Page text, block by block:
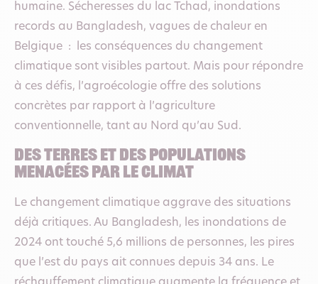
humaine. Sécheresses du lac Tchad, inondations
records au Bangladesh, vagues de chaleur en
Belgique : les conséquences du changement
climatique sont visibles partout. Mais pour répondre
à ces défis, l’agroécologie offre des solutions
concrètes par rapport à l’agriculture
conventionnelle, tant au Nord qu’au Sud.
des terres et des populations
menacées par le climat
Le changement climatique aggrave des situations
déjà critiques. Au Bangladesh, les inondations de
2024 ont touché 5,6 millions de personnes, les pires
que l’est du pays ait connues depuis 34 ans. Le